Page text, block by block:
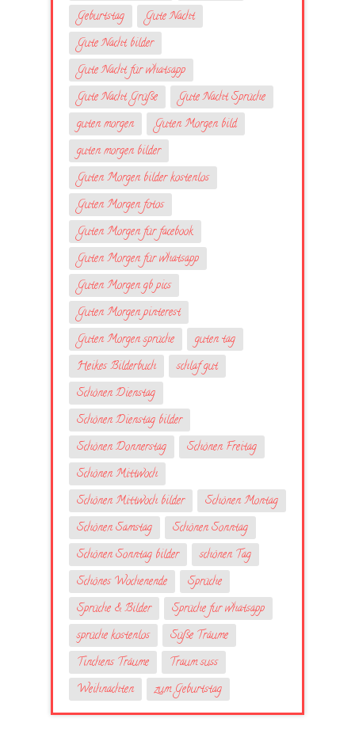
Geburtstag
Gute Nacht
Gute Nacht bilder
Gute Nacht für whatsapp
Gute Nacht Grüße
Gute Nacht Sprüche
guten morgen
Guten Morgen bild
guten morgen bilder
Guten Morgen bilder kostenlos
Guten Morgen fotos
Guten Morgen für facebook
Guten Morgen für whatsapp
Guten Morgen gb pics
Guten Morgen pinterest
Guten Morgen sprüche
guten tag
Heikes Bilderbuch
schlaf gut
Schönen Dienstag
Schönen Dienstag bilder
Schönen Donnerstag
Schönen Freitag
Schönen Mittwoch
Schönen Mittwoch bilder
Schönen Montag
Schönen Samstag
Schönen Sonntag
Schönen Sonntag bilder
schönen Tag
Schönes Wochenende
Sprüche
Sprüche & Bilder
Sprüche fur whatsapp
sprüche kostenlos
Süße Träume
Tinchens Träume
Traum suss
Weihnachten
zum Geburtstag